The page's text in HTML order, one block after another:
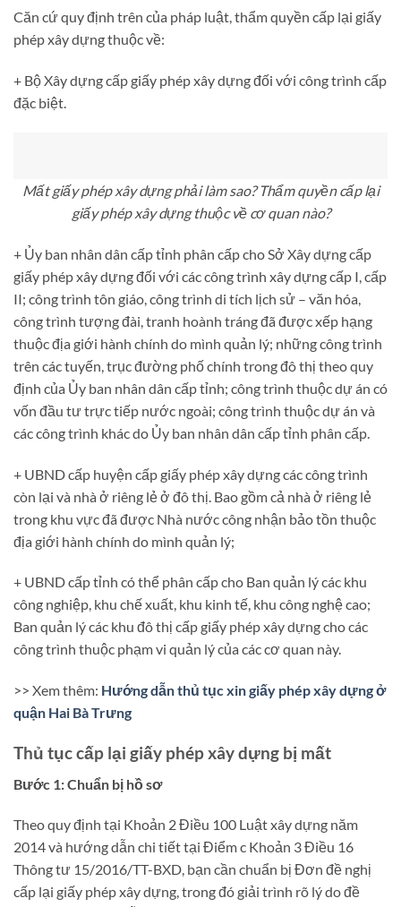
Căn cứ quy định trên của pháp luật, thẩm quyền cấp lại giấy
phép xây dựng thuộc về:
+ Bộ Xây dựng cấp giấy phép xây dựng đối với công trình cấp
đặc biệt.
Mất giấy phép xây dựng phải làm sao? Thẩm quyền cấp lại
giấy phép xây dựng thuộc về cơ quan nào?
+ Ủy ban nhân dân cấp tỉnh phân cấp cho Sở Xây dựng cấp
giấy phép xây dựng đối với các công trình xây dựng cấp I, cấp
II; công trình tôn giáo, công trình di tích lịch sử – văn hóa,
công trình tượng đài, tranh hoành tráng đã được xếp hạng
thuộc địa giới hành chính do mình quản lý; những công trình
trên các tuyến, trục đường phố chính trong đô thị theo quy
định của Ủy ban nhân dân cấp tỉnh; công trình thuộc dự án có
vốn đầu tư trực tiếp nước ngoài; công trình thuộc dự án và
các công trình khác do Ủy ban nhân dân cấp tỉnh phân cấp.
+ UBND cấp huyện cấp giấy phép xây dựng các công trình
còn lại và nhà ở riêng lẻ ở đô thị. Bao gồm cả nhà ở riêng lẻ
trong khu vực đã được Nhà nước công nhận bảo tồn thuộc
địa giới hành chính do mình quản lý;
+ UBND cấp tỉnh có thể phân cấp cho Ban quản lý các khu
công nghiệp, khu chế xuất, khu kinh tế, khu công nghệ cao;
Ban quản lý các khu đô thị cấp giấy phép xây dựng cho các
công trình thuộc phạm vi quản lý của các cơ quan này.
>> Xem thêm: Hướng dẫn thủ tục xin giấy phép xây dựng ở
quận Hai Bà Trưng
Thủ tục cấp lại giấy phép xây dựng bị mất
Bước 1: Chuẩn bị hồ sơ
Theo quy định tại Khoản 2 Điều 100 Luật xây dựng năm
2014 và hướng dẫn chi tiết tại Điểm c Khoản 3 Điều 16
Thông tư 15/2016/TT-BXD, bạn cần chuẩn bị Đơn đề nghị
cấp lại giấy phép xây dựng, trong đó giải trình rõ lý do đề